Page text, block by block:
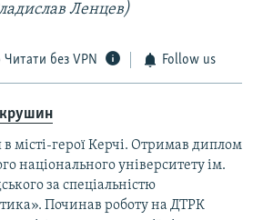
Ленцев)
Читати без VPN Follow us
місті-герої Керчі. Отримав диплом
національного університету ім.
за спеціальністю
Починав роботу на ДТРК